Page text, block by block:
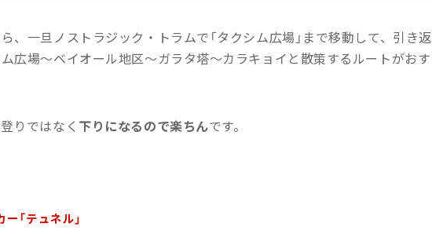
、一旦ノストラジック・トラムで「タクシム広場」まで移動して、引き返
広場〜ベイオール地区〜ガラタ塔〜カラキョイと散策するルートがおす
りではなく 下りになるので楽ちんです。
「テュネル」